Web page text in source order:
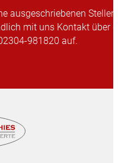
ausgeschriebenen
mit uns Kontakt über
981820 auf.